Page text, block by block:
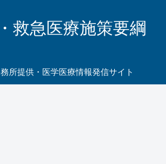
救急医療施策要綱
所提供・医学医療情報発信サイト